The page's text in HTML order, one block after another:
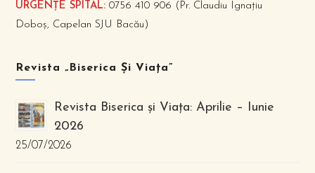
URGENȚE SPITAL: 0756 410 906 (Pr. Claudiu Ignațiu
Doboș, Capelan SJU Bacău)
Revista „Biserica Și Viața”
Revista Biserica și Viața: Aprilie – Iunie
2026
25/07/2026